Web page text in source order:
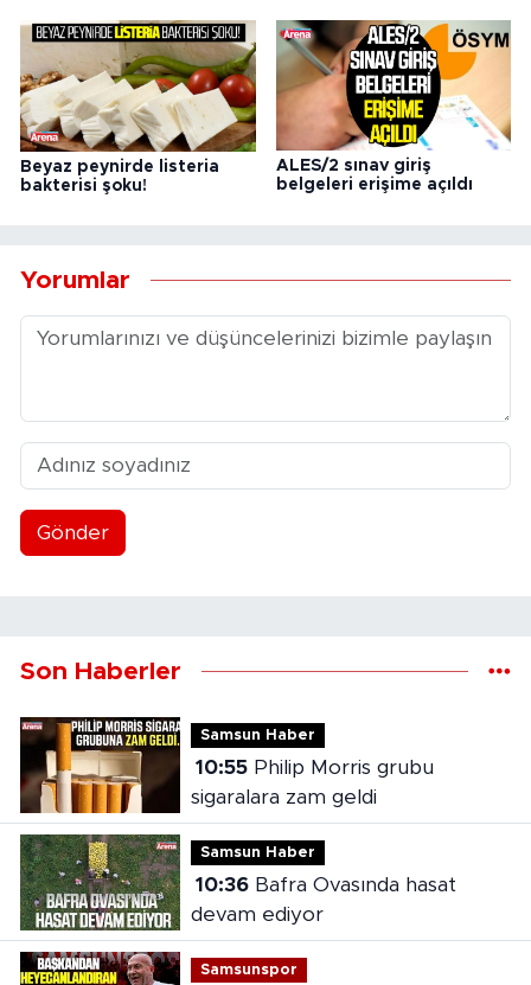
Beyaz peynirde listeria
bakterisi şoku!
ALES/2 sınav giriş
belgeleri erişime açıldı
Yorumlar
Gönder
Son Haberler
Samsun Haber
10:55Philip Morris grubu
sigaralara zam geldi
Samsun Haber
10:36Bafra Ovasında hasat
devam ediyor
Samsunspor